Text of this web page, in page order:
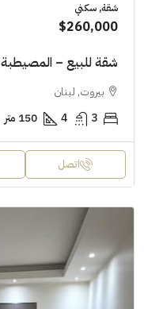
شقة, سكني
$260,000
شقة للبيع – المصيطبة
بيروت, لبنان
3
4 150 متر
اتصل